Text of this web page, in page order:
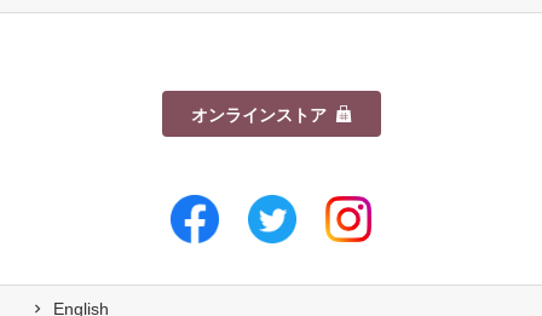
オンラインストア
English